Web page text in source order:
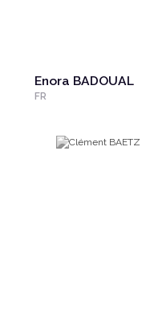
Enora BADOUAL
FR